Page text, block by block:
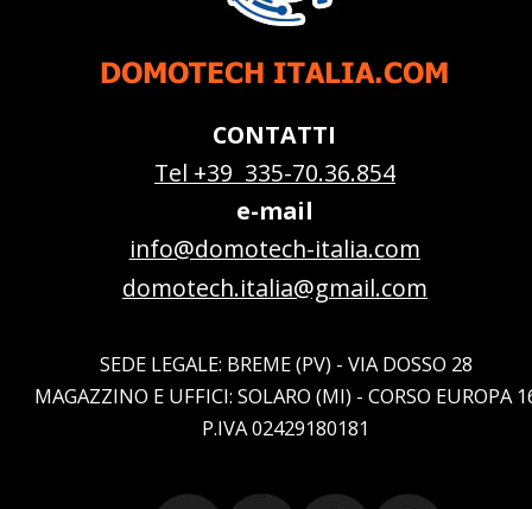
SEDE LEGALE: BREME (PV) - VIA DOSSO 28
MAGAZZINO E UFFICI: SOLARO (MI) - CORSO EUROPA
P.IVA 02429180181
CONTATTI
Tel +39  335-70.36.854
e-mail
info@domotech-italia.com
domotech.italia@gmail.com
DOMOTECH ITALIA.COM